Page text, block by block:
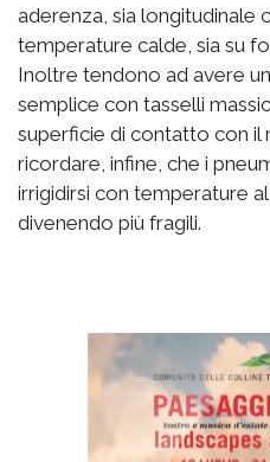
aderenza, sia longitudinale
temperature calde, sia su
Inoltre tendono ad avere
semplice con tasselli
superficie di contatto con il
ricordare, infine, che i
irrigidirsi con temperature
divenendo più fragili.